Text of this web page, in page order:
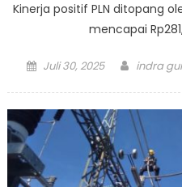
Kinerja positif PLN ditopang
mencapai
Posted
Juli 30, 2025 Author
indra